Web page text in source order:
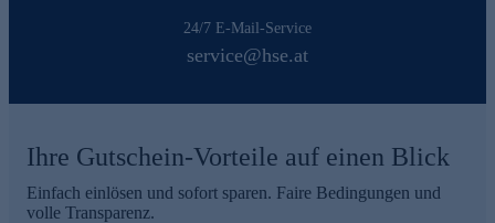
24/7 E-Mail-Service
service@hse.at
Ihre Gutschein-Vorteile auf einen Blick
Einfach einlösen und sofort sparen. Faire Bedingungen und
volle Transparenz.